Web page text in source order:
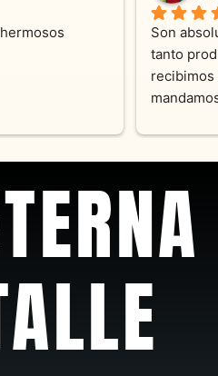
asesoraron
Desde el
Joyas y
sus
pieza y